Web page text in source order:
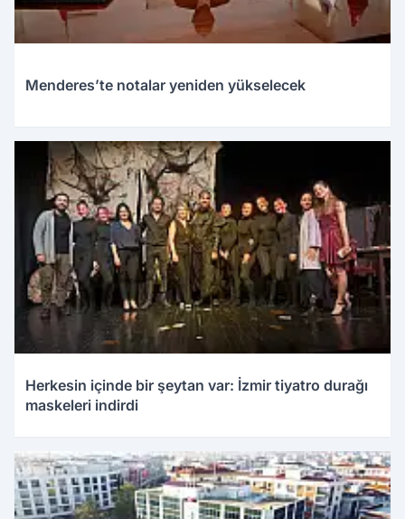
Menderes’te notalar yeniden yükselecek
Herkesin içinde bir şeytan var: İzmir tiyatro durağı
maskeleri indirdi